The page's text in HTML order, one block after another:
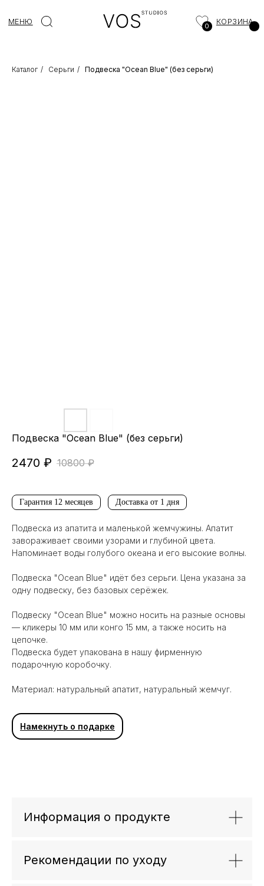
КОРЗИНА
Каталог / Серьги / Подвеска "Ocean Blue" (без серьги)
Подвеска "Ocean Blue" (без серьги)
2470 ₽ 10800 ₽
Гарантия 12 месяцев Доставка от 1 дня
Подвеска из апатита и маленькой жемчужины. Апатит
завораживает своими узорами и глубиной цвета.
Напоминает воды голубого океана и его высокие волны.
Подвеска "Ocean Blue" идёт без серьги. Цена указана за
одну подвеску, без базовых серёжек.
Подвеску "Ocean Blue" можно носить на разные основы
— кликеры 10 мм или конго 15 мм, а также носить на
цепочке.
Подвеска будет упакована в нашу фирменную
подарочную коробочку.
Материал: натуральный апатит, натуральный жемчуг.
Намекнуть о подарке
Информация о продукте
Рекомендации по уходу
Вам может понравиться